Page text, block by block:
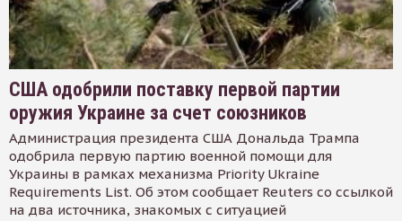
США одобрили поставку первой партии
оружия Украине за счет союзников
Администрация президента США Дональда Трампа
одобрила первую партию военной помощи для
Украины в рамках механизма Priority Ukraine
Requirements List. Об этом сообщает Reuters со ссылкой
на два источника, знакомых с ситуацией